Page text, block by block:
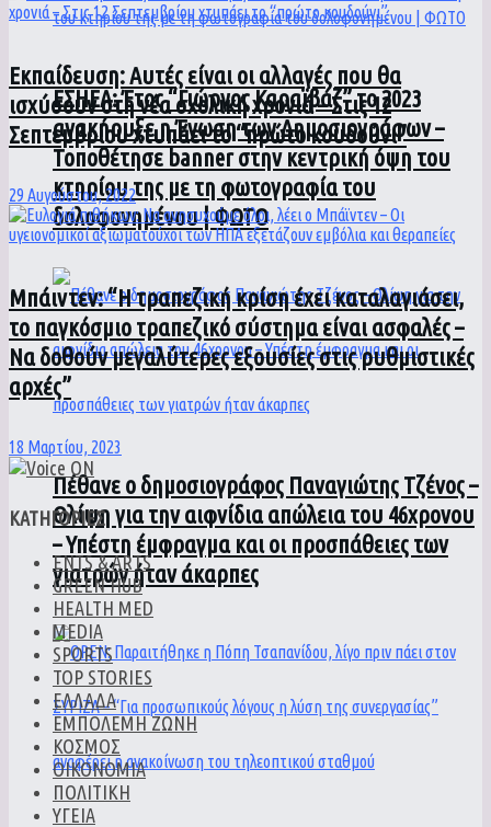
ΕΣΗΕΑ: Έτος “Γιώργος Καραϊβάζ” το 2023
ανακήρυξε η Ένωση των Δημοσιογράφων –
Τοποθέτησε banner στην κεντρική όψη του
κτηρίου της με τη φωτογραφία του
δολοφονημένου | ΦΩΤΟ
Πέθανε ο δημοσιογράφος Παναγιώτης Τζένος –
Θλίψη για την αιφνίδια απώλεια του 46χρονου
– Υπέστη έμφραγμα και οι προσπάθειες των
γιατρών ήταν άκαρπες
Εκπαίδευση: Αυτές είναι οι αλλαγές που θα
ισχύσουν στη νέα σχολική χρονιά – Στις 12
Σεπτεμβρίου χτυπάει το “πρώτο κουδούνι”
29 Αυγούστου, 2022
Μπάιντεν: “Η τραπεζική κρίση έχει καταλαγιάσει,
το παγκόσμιο τραπεζικό σύστημα είναι ασφαλές –
Να δοθούν μεγαλύτερες εξουσίες στις ρυθμιστικές
αρχές”
18 Μαρτίου, 2023
ΚΑΤΗΓΟΡΙΕΣ
ENTS & ARTS
GREEN HUB
HEALTH MED
MEDIA
SPORTS
TOP STORIES
ΕΛΛΑΔΑ
ΕΜΠΟΛΕΜΗ ΖΩΝΗ
ΚΟΣΜΟΣ
ΟΙΚΟΝΟΜΙΑ
ΠΟΛΙΤΙΚΗ
ΥΓΕΙΑ